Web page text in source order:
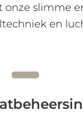
onze slimme
en